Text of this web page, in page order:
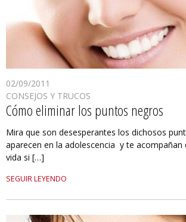
02/09/2011
CONSEJOS Y TRUCOS
Cómo eliminar los puntos negros
Mira que son desesperantes los dichosos
aparecen en la adolescencia y te acompañan
vida si […]
SEGUIR LEYENDO